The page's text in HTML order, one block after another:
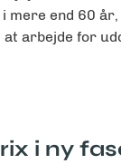
mere end 60
arbejde for
i ny